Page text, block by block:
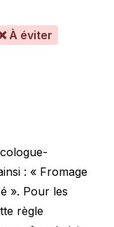
À éviter
: « Fromage
». Pour les
règle